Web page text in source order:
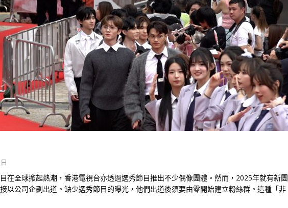
在全球掀起熱潮，香港電視台亦透過選秀節目推出不少偶像團體。然而，2025年就有新團
以公司企劃出道。缺少選秀節目的曝光，他們出道後須要由零開始建立粉絲群。這種「非